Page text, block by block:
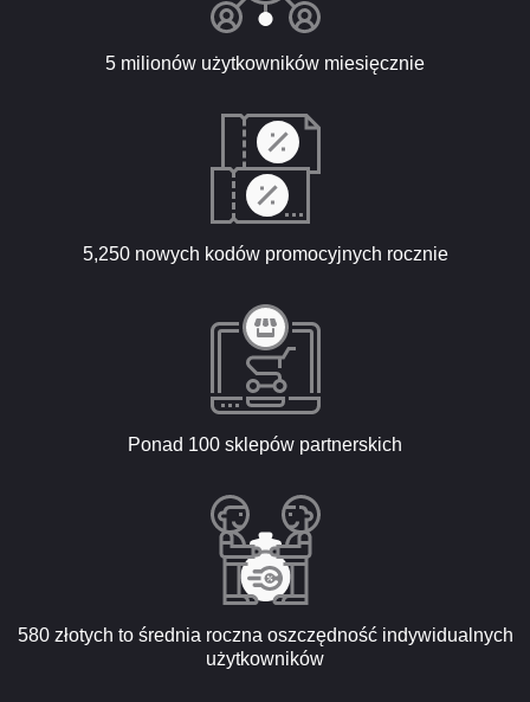
5 milionów użytkowników miesięcznie
5,250 nowych kodów promocyjnych rocznie
Ponad 100 sklepów partnerskich
580 złotych to średnia roczna oszczędność indywidualnych
użytkowników